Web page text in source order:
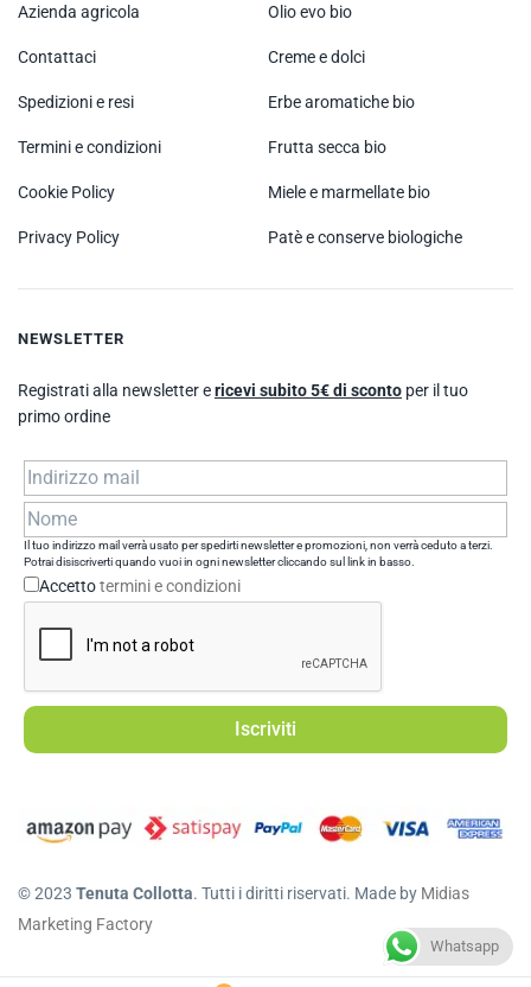
Azienda agricola
Contattaci
Spedizioni e resi
Termini e condizioni
Cookie Policy
Privacy Policy
Olio evo bio
Creme e dolci
Erbe aromatiche bio
Frutta secca bio
Miele e marmellate bio
Patè e conserve biologiche
NEWSLETTER
Registrati alla newsletter ericevi subito 5€ di sconto per il tuo
primo ordine
Il tuo indirizzo mail verrà usato per spedirti newsletter e promozioni, non verrà ceduto a terzi.
Potrai disiscriverti quando vuoi in ogni newsletter cliccando sul link in basso.
Accettotermini e condizioni
© 2023 Tenuta Collotta. Tutti i diritti riservati. Made by Midias
Marketing Factory
Whatsapp